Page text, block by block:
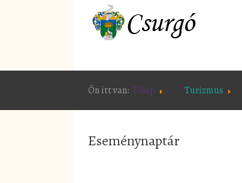
Ön itt van: Főlap Turizmus
Eseménynaptár